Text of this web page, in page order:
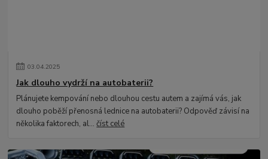
03.04.2025
Jak dlouho vydrží na autobaterii?
Plánujete kempování nebo dlouhou cestu autem a zajímá vás, jak
dlouho poběží přenosná lednice na autobaterii? Odpověď závisí na
několika faktorech, al...číst celé